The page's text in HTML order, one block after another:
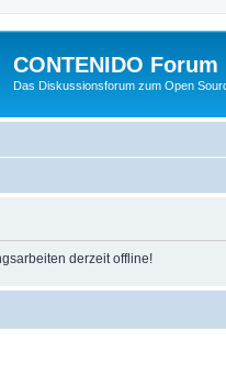
CONTENIDO Forum
Das Diskussionsforum zum Open
derzeit offline!